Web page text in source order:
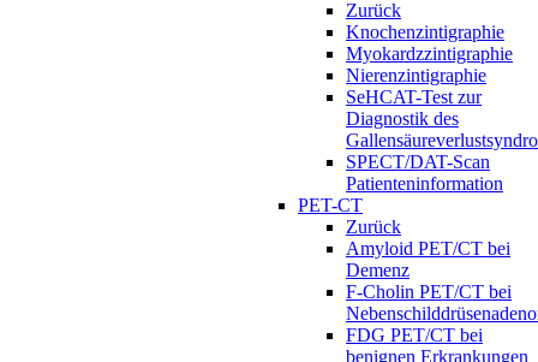
Zurück
Knochenzintigraphie
Myokardzzintigraphie
Nierenzintigraphie
SeHCAT-Test zur
Diagnostik des
SPECT/DAT-Scan
Patienteninformation
PET-CT
Zurück
Amyloid PET/CT bei
Demenz
F-Cholin PET/CT bei
FDG PET/CT bei
benignen Erkrankungen